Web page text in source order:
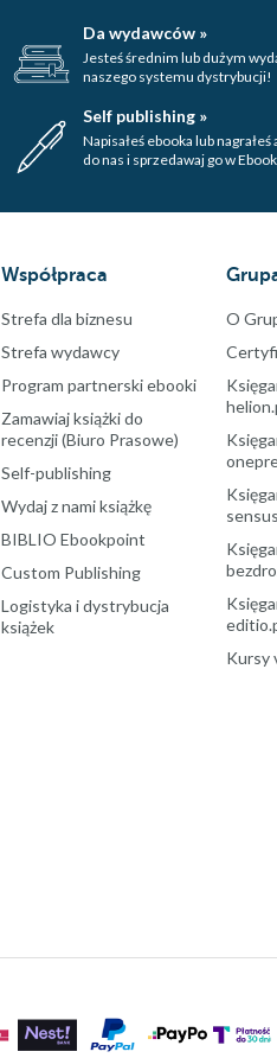
Da wydawców »
Jesteś średnim lub dużym
naszego systemu dystrybucji!
Self publishing »
Napisałeś ebooka lub nagrałeś
do nas i sprzedawaj go w
Współpraca
Strefa dla biznesu
Strefa wydawcy
Program partnerski ebooki
Zamawiaj książki do
recenzji (Biuro Prasowe)
Self-publishing
Wydaj z nami książkę
BIBLIO Ebookpoint
Custom Publishing
Logistyka i dystrybucja
książek
O
Kursy